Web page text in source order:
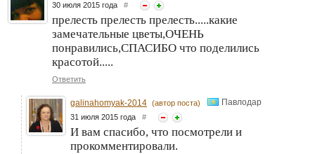
30 июля 2015 года #
прелесть прелесть прелесть.....какие
замечательные цветы,ОЧЕНЬ
понравились,СПАСИБО что поделились
красотой.....
Ответить
galinahomyak-2014 (автор поста) Павлодар
31 июля 2015 года #
И вам спасибо, что посмотрели и
прокомментировали.